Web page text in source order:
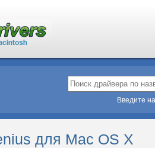
Введите
для Mac OS X